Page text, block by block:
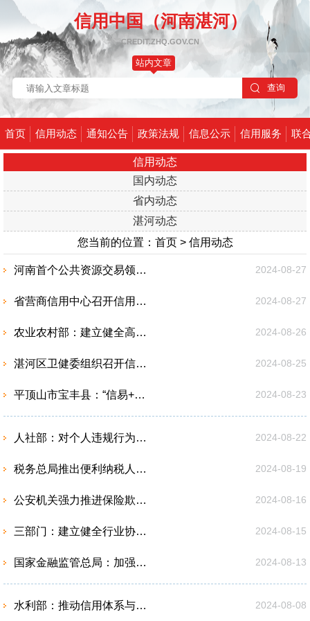
信用中国（河南湛河）
CREDIT.ZHQ.GOV.CN
站内文章
首页 信用动态 通知公告 政策法规 信息公示 信用服务 联
信用动态
国内动态
省内动态
湛河动态
您当前的位置： 首页> 信用动态
河南首个公共资源交易领域省级地方标准发布 2024-08-27
省营商信用中心召开信用修复“一件事”和专项信用报告代替无违法违规记录证明业务培训会 2024-08-27
农业农村部：建立健全高标准农田质量监管长效机制 2024-08-26
湛河区卫健委组织召开信用知识大讲堂 2024-08-25
平顶山市宝丰县：“信易+不动产登记” 跑出服务加速度 2024-08-23
人社部：对个人违规行为实行信用管理 2024-08-22
税务总局推出便利纳税人跨区迁移新举措 2024-08-19
公安机关强力推进保险欺诈犯罪专项打击工作 2024-08-16
三部门：建立健全行业协会商会收费长效监管机制 2024-08-15
国家金融监管总局：加强和改进互联网财产保险业务监管 2024-08-13
水利部：推动信用体系与水利建设深度融合 2024-08-08